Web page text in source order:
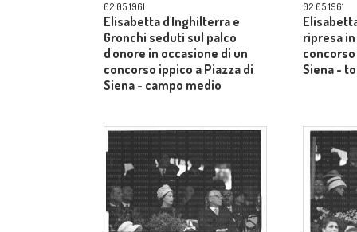
02.05.1961
Elisabetta d'Inghilterra e
Gronchi seduti sul palco
d'onore in occasione di un
concorso ippico a Piazza di
Siena - campo medio
02.05.1961
ripresa
Siena -